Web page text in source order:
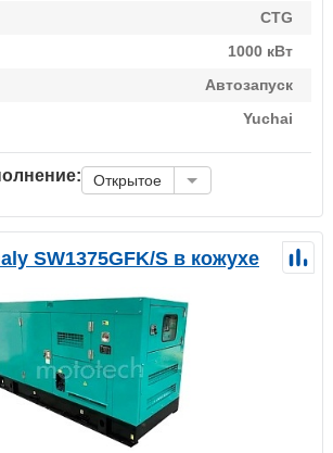
CTG
1000 кВт
Автозапуск
Yuchai
Открытое
SW1375GFK/S в кожухе